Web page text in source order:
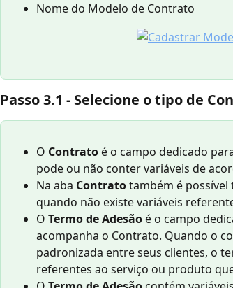
Nome do Modelo de Contrato
Passo 3.1 - Selecione o tipo de
O Contrato é o campo dedicado
pode ou não conter variáveis de
Na aba Contrato também é
quando não existe variáveis
O Termo de Adesão é o campo
acompanha o Contrato. Quando o
padronizada entre seus clientes, o
referentes ao serviço ou produto